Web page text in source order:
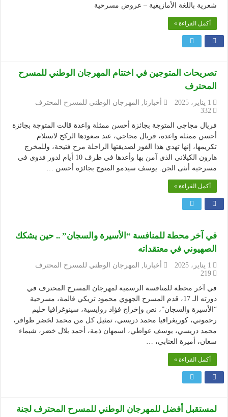
شعرية باللغة الأمازيغية – عروض مسرحية
أكمل القراءة »
تصريحات المتوجين في اختتام المهرجان الوطني للمسرح
المحترف
1 يناير، 2025 أخبارنا,
المهرجان الوطني للمسرح المحترف
332
فريال مجاجي المتوجة بجائزة أحسن ممثلة واعدة قالت المتوجة بجائزة
أحسن ممثلة واعدة، فريال مجاجي، عند صعودها الركح لاستلام
تكريمها، إنها تهدي هذا الفوز لصديقتها الراحلة مرح فتيحة، وللمخرج
هارون الكيلاني الذي آمن بها وأعدها في ظرف 10 أيام لدور فدوى في
مسرحية أنثى الجن. يوسف سيدمو المتوج بجائزة أحسن …
أكمل القراءة »
في آخر محطة للمنافسة “الأسيرة والسجان” .. حين يشكك
الصهيوني في معتقداته
1 يناير، 2025 أخبارنا,
المهرجان الوطني للمسرح المحترف
219
في آخر محطة للمنافسة الرسمية لمهرجان المسرح المحترف في
دورته الـ 17، قدم المسرح الجهوي محمود تريكي قالمة، مسرحية
“الأسيرة والسجان”، نص وإخراج فؤاد روايسية، سينوغرافيا حليم
رحموني، كوريغرافيا محمد دريسي، تمثيل كل من محمد لخضر ظوافر،
محمد دريسي، يوسف عواطي، اسمهان ذمة، أحمد بلال خضر، شيماء
سعان، أميرة العنابي، …
أكمل القراءة »
لمستقبل أفضل للمهرجان الوطني للمسرح المحترف لجنة